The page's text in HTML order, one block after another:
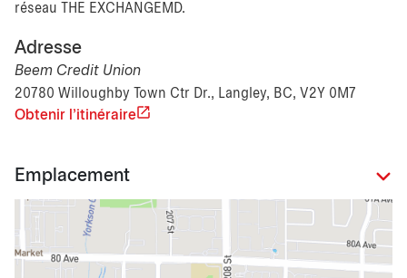
réseau THE EXCHANGEMD.
Adresse
Beem Credit Union
20780 Willoughby Town Ctr Dr., Langley, BC, V2Y 0M7
Obtenir l'itinéraire
Emplacement